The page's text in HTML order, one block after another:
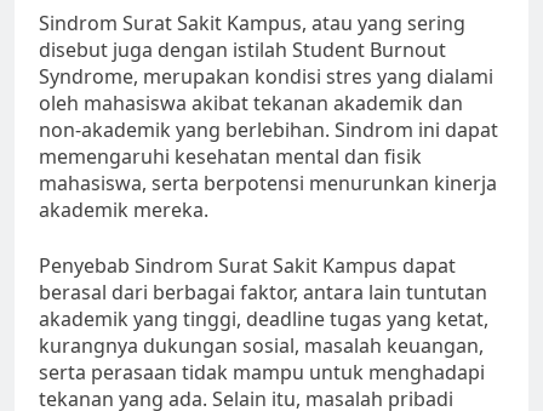
Sindrom Surat Sakit Kampus, atau yang sering
disebut juga dengan istilah Student Burnout
Syndrome, merupakan kondisi stres yang dialami
oleh mahasiswa akibat tekanan akademik dan
non-akademik yang berlebihan. Sindrom ini dapat
memengaruhi kesehatan mental dan fisik
mahasiswa, serta berpotensi menurunkan kinerja
akademik mereka.
Penyebab Sindrom Surat Sakit Kampus dapat
berasal dari berbagai faktor, antara lain tuntutan
akademik yang tinggi, deadline tugas yang ketat,
kurangnya dukungan sosial, masalah keuangan,
serta perasaan tidak mampu untuk menghadapi
tekanan yang ada. Selain itu, masalah pribadi